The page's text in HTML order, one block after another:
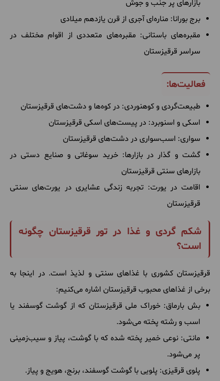
بازارهای پر جنب و جوش
برج بورانا: مناره‌ای آجری از قرن یازدهم میلادی
مقبره‌های باستانی: مقبره‌های متعددی از اقوام مختلف در
سراسر قرقیزستان
فعالیت‌ها:
طبیعت‌گردی و کوهنوردی: در کوه‌ها و دشت‌های قرقیزستان
اسکی و اسنوبرد: در پیست‌های اسکی قرقیزستان
سواری: اسب‌سواری در دشت‌های قرقیزستان
گشت و گذار در بازارها: خرید سوغاتی و صنایع دستی در
بازارهای سنتی قرقیزستان
اقامت در یورت: تجربه زندگی عشایری در یورت‌های سنتی
قرقیزستان
شکم گردی و غذا در تور قرقیزستان چگونه
است؟
قرقیزستان کشوری با غذاهای سنتی و لذیذ است. در اینجا به
برخی از غذاهای محبوب قرقیزستان اشاره می‌کنیم:
بش بارماق: خوراک ملی قرقیزستان که از گوشت گوسفند یا
اسب و رشته پخته می‌شود.
مانتی: نوعی خمیر پخته شده که با گوشت، پیاز و سیب‌زمینی
پر می‌شود.
پلوی قرقیزی: پلویی با گوشت گوسفند، برنج، هویج و پیاز.